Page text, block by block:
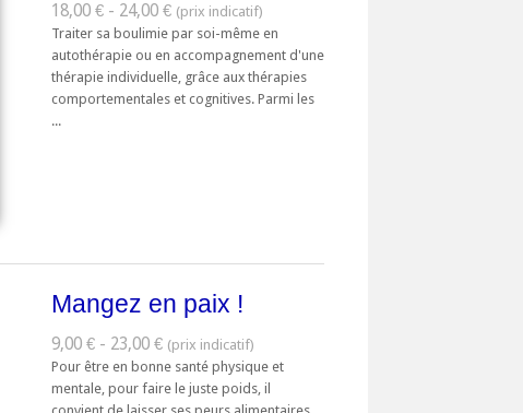
18,00 € - 24,00 €
Traiter sa boulimie par soi-même en
autothérapie ou en accompagnement d'une
thérapie individuelle, grâce aux thérapies
comportementales et cognitives. Parmi les
...
Mangez en paix !
9,00 € - 23,00 €
Pour être en bonne santé physique et
mentale, pour faire le juste poids, il